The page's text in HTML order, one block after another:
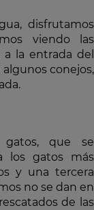
disfrutamos
viendo las
a la entrada del
conejos,
gatos, que se
los gatos más
y una tercera
no se dan en
de las